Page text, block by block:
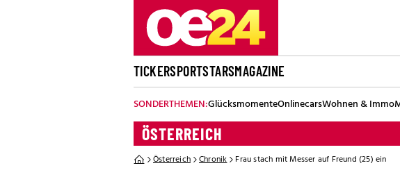
TICKERSPORTSTARSMAGAZINE
SONDERTHEMEN:GlücksmomenteOnlinecarsWohnen & Immo
ÖSTERREICH
Österreich Chronik Frau stach mit Messer auf Freund (25) ein